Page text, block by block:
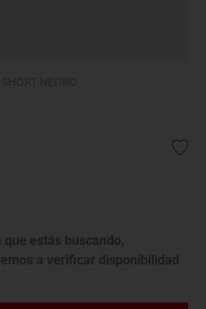
estás buscando,
a verificar disponibilidad